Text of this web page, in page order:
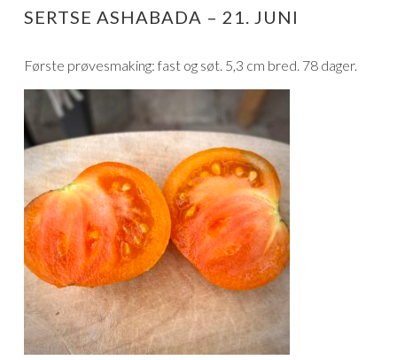
SERTSE ASHABADA – 21. JUNI
Første prøvesmaking: fast og søt. 5,3 cm bred. 78 dager.